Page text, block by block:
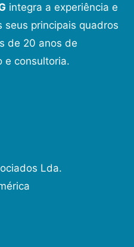
integra a experiência e
principais quadros
de 20 anos de
e consultoria.
Lda.